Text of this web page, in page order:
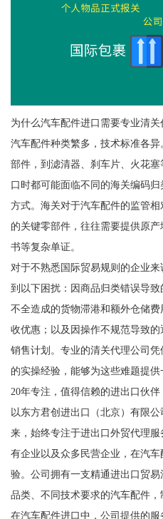
为什么汽车配件进口需要专业清关
汽车配件种类繁多，技术标准各
部件，到滤清器、刹车片、火花
口时都可能面临不同的海关编码
方式。海关对于汽车配件的监管
的关键零部件，往往需要提供原
书等复杂单证。
对于不熟悉国际贸易规则的企业
到以下困扰：因商品归类错误导
不全造成的货物滞港和额外仓储
收优惠；以及因操作不规范导致
销售计划。专业的清关代理公司
的实操经验，能够为这些难题提供
20年专注，值得信赖的进出口伙伴
以东方君创进出口（北京）有限
来，始终专注于进出口外贸代理
有企业以及众多民营企业，在汽
验。公司拥有一支精通进出口贸
品类、不同技术要求的汽车配件，
在汽车配件进口中，公司提供的